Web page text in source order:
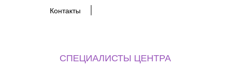
Контакты
СПЕЦИАЛИСТЫ ЦЕНТРА